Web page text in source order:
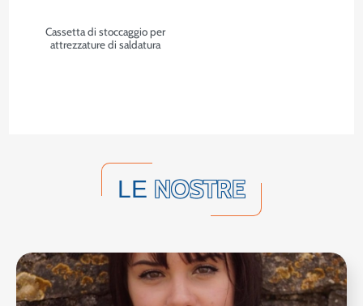
Cassetta di stoccaggio per
attrezzature di saldatura
LE NOSTRE